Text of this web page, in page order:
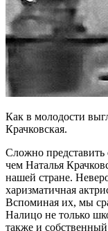
Как в молодости
Крачковская.
Сложно представить
чем Наталья
нашей стране.
харизматичная
Вспоминая их, мы
Налицо не только
также и